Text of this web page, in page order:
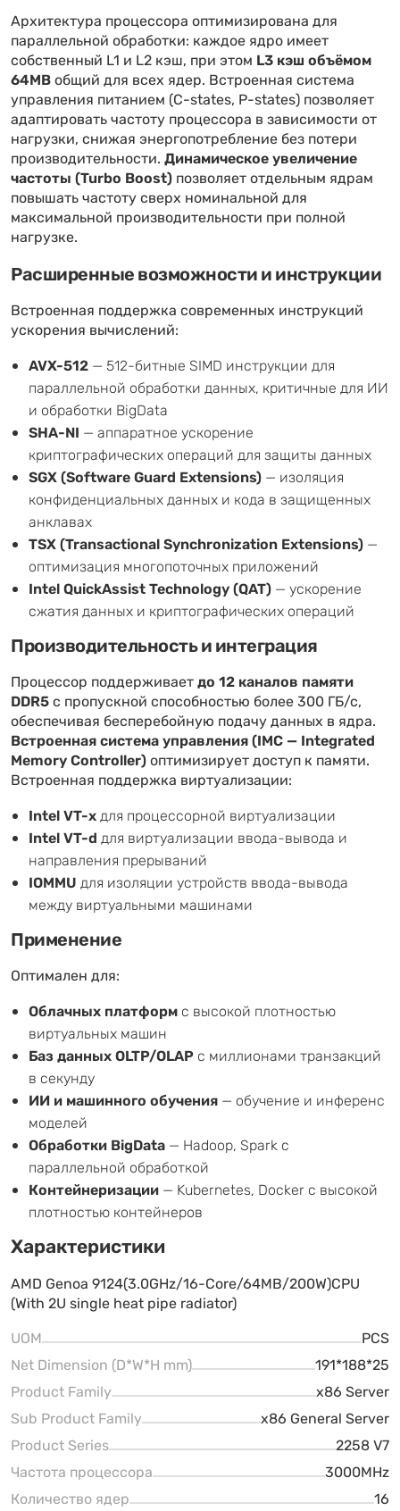
Архитектура процессора оптимизирована для
параллельной обработки: каждое ядро имеет
собственный L1 и L2 кэш, при этом L3 кэш объёмом
64MBобщий для всех ядер. Встроенная система
управления питанием (C-states, P-states) позволяет
адаптировать частоту процессора в зависимости от
нагрузки, снижая энергопотребление без потери
производительности. Динамическое увеличение
частоты (Turbo Boost) позволяет отдельным ядрам
повышать частоту сверх номинальной для
максимальной производительности при полной
нагрузке.
Расширенные возможности и инструкции
Встроенная поддержка современных инструкций
ускорения вычислений:
AVX-512 — 512-битные SIMD инструкции для
параллельной обработки данных, критичные для ИИ
и обработки BigData
SHA-NI — аппаратное ускорение
криптографических операций для защиты данных
SGX (Software Guard Extensions) — изоляция
конфиденциальных данных и кода в защищенных
анклавах
TSX (Transactional Synchronization Extensions) —
оптимизация многопоточных приложений
Intel QuickAssist Technology (QAT) — ускорение
сжатия данных и криптографических операций
Производительность и интеграция
Процессор поддерживаетдо 12 каналов памяти
DDR5с пропускной способностью более 300 ГБ/с,
обеспечивая бесперебойную подачу данных в ядра.
Встроенная система управления (IMC — Integrated
Memory Controller)оптимизирует доступ к памяти.
Встроенная поддержка виртуализации:
Intel VT-xдля процессорной виртуализации
Intel VT-d для виртуализации ввода-вывода и
направления прерываний
IOMMU для изоляции устройств ввода-вывода
между виртуальными машинами
Применение
Оптимален для:
Облачных платформ с высокой плотностью
виртуальных машин
Баз данных OLTP/OLAP с миллионами транзакций
в секунду
ИИ и машинного обучения — обучение и инференс
моделей
Обработки BigData — Hadoop, Spark с
параллельной обработкой
Контейнеризации — Kubernetes, Docker с высокой
плотностью контейнеров
Характеристики
AMD Genoa 9124(3.0GHz/16-Core/64MB/200W)CPU
(With 2U single heat pipe radiator)
UOM
PCS
Net Dimension (D*W*H mm)
191*188*25
Product Family
x86 Server
Sub Product Family
x86 General Server
Product Series
2258 V7
Частота процессора
3000MHz
Количество ядер
16